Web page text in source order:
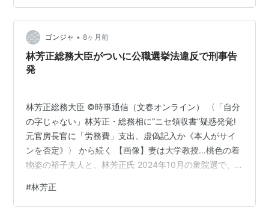
生、みん虐ってなんですか？」 みんくる虐待ですよ。
「みんくるってあのみんくる🚌？」 そうです都バスのみ
んくるです。 林家が経営している本州最西端のバス会社
のサンデンバスは、東京生まれのみんくるを日本海の離
島に文字通り島流しにして *1 …
ゴンジャ • 8ヶ月前
林芳正総務大臣がついに公職選挙法違反で刑事告
発
林芳正総務大臣 ©︎時事通信（文春オンライン） 〈「自分
の字じゃない」林芳正・総務相に“ニセ領収書”疑惑発覚!
元官房長官に「労務費」支出、虚偽記入か《本人がサイ
ンを否定》〉 から続く 【画像】妻は大学教授…桃色の着
物姿の裕子夫人と、林芳正氏 2024年10月の衆院選で、
現金を配っていた問題。今年12月1日付で、広島地検に対
して、公職選挙法違反などで陣営の出納責任者を刑事告
#林芳正